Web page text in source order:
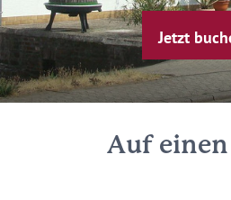
Jetzt
Auf